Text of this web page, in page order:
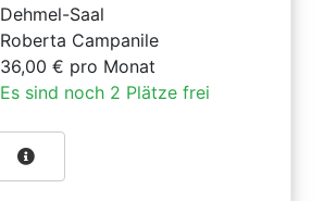
Dehmel-Saal
Roberta Campanile
36,00 € pro Monat
Es sind noch 2 Plätze frei